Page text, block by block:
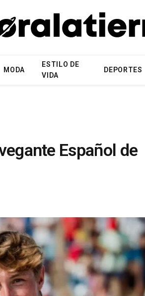
MODA
ESTILO DE
VIDA
DEPORTES
Español de